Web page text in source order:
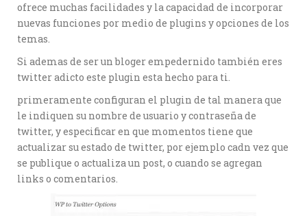
ofrece muchas facilidades y la capacidad de incorporar
nuevas funciones por medio de plugins y opciones de los
temas.
Si ademas de ser un bloger empedernido también eres
twitter adicto este plugin esta hecho para ti.
primeramente configuran el plugin de tal manera que
le indiquen su nombre de usuario y contraseña de
twitter, y especificar en que momentos tiene que
actualizar su estado de twitter, por ejemplo cadn vez que
se publique o actualiza un post, o cuando se agregan
links o comentarios.